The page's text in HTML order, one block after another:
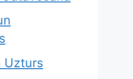
Uzturs